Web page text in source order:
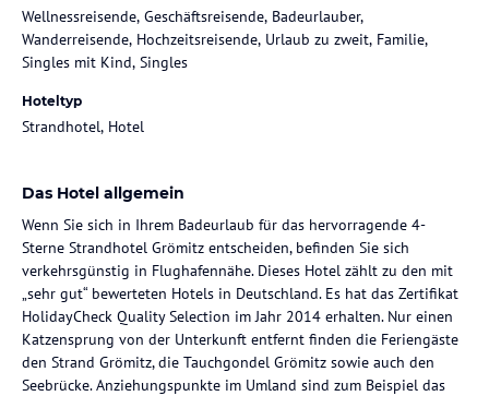
Wellnessreisende, Geschäftsreisende, Badeurlauber,
Wanderreisende, Hochzeitsreisende, Urlaub zu zweit, Familie,
Singles mit Kind, Singles
Hoteltyp
Strandhotel, Hotel
Das Hotel allgemein
Wenn Sie sich in Ihrem Badeurlaub für das hervorragende 4-
Sterne Strandhotel Grömitz entscheiden, befinden Sie sich
verkehrsgünstig in Flughafennähe. Dieses Hotel zählt zu den mit
„sehr gut“ bewerteten Hotels in Deutschland. Es hat das Zertifikat
HolidayCheck Quality Selection im Jahr 2014 erhalten. Nur einen
Katzensprung von der Unterkunft entfernt finden die Feriengäste
den Strand Grömitz, die Tauchgondel Grömitz sowie auch den
Seebrücke. Anziehungspunkte im Umland sind zum Beispiel das